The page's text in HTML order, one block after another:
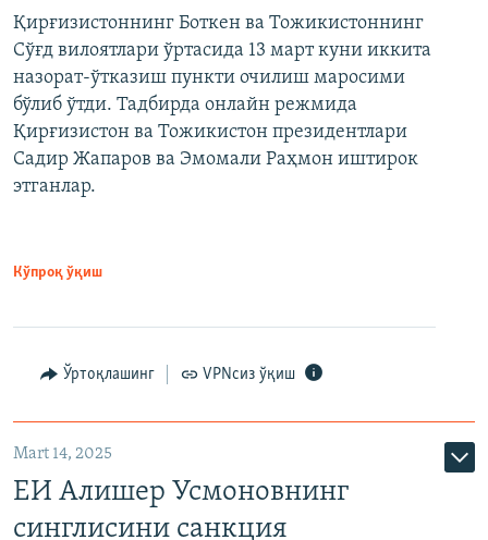
Қирғизистоннинг Боткен ва Тожикистоннинг
Сўғд вилоятлари ўртасида 13 март куни иккита
назорат-ўтказиш пункти очилиш маросими
бўлиб ўтди. Тадбирда онлайн режмида
Қирғизистон ва Тожикистон президентлари
Садир Жапаров ва Эмомали Раҳмон иштирок
этганлар.
Кўпроқ ўқиш
Ўртоқлашинг VPNсиз ўқиш
Mart 14, 2025
ЕИ Алишер Усмоновнинг
синглисини санкция